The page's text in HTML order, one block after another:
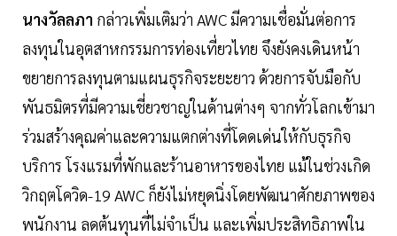
นางวัลลภา กล่าวเพิ่มเติมว่า AWC มีความเชื่อมั่นต่อการ
ลงทุนในอุตสาหกรรมการท่องเที่ยวไทย จึงยังคงเดินหน้า
ขยายการลงทุนตามแผนธุรกิจระยะยาว ด้วยการจับมือกับ
พันธมิตรที่มีความเชี่ยวชาญในด้านต่างๆ จากทั่วโลกเข้ามา
ร่วมสร้างคุณค่าและความแตกต่างที่โดดเด่นให้กับธุรกิจ
บริการ โรงแรมที่พักและร้านอาหารของไทย แม้ในช่วงเกิด
วิกฤตโควิด-19 AWC ก็ยังไม่หยุดนิ่งโดยพัฒนาศักยภาพของ
พนักงาน ลดต้นทุนที่ไม่จำเป็น และเพิ่มประสิทธิภาพใน